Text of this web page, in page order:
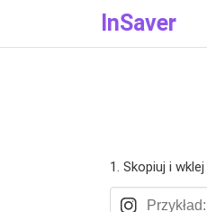
InSaver
1. Skopiuj i